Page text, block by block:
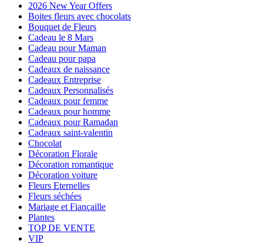
2026 New Year Offers
Boites fleurs avec chocolats
Bouquet de Fleurs
Cadeau le 8 Mars
Cadeau pour Maman
Cadeau pour papa
Cadeaux de naissance
Cadeaux Entreprise
Cadeaux Personnalisés
Cadeaux pour femme
Cadeaux pour homme
Cadeaux pour Ramadan
Cadeaux saint-valentin
Chocolat
Décoration Florale
Décoration romantique
Décoration voiture
Fleurs Eternelles
Fleurs séchées
Mariage et Fiançaille
Plantes
TOP DE VENTE
VIP